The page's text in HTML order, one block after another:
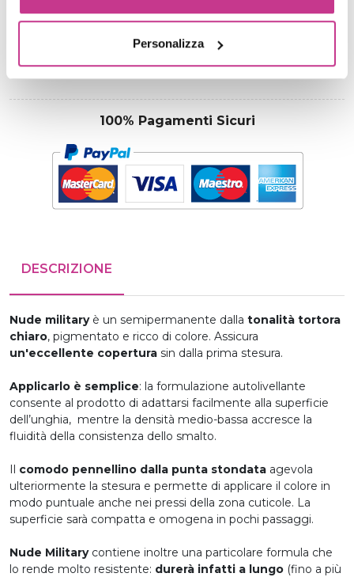
Personalizza
Informazioni Di Spedizione
- I tempi possono variare in base a periodi promozionali, saldi
100% Pagamenti Sicuri
DESCRIZIONE
Nude militaryè un semipermanente dalla tonalità tortora
chiaro, pigmentato e ricco di colore. Assicura
un'eccellente copertura sin dalla prima stesura.
Applicarlo è semplice: la formulazione autolivellante
consente al prodotto di adattarsi facilmente alla superficie
dell’unghia, mentre la densità medio-bassa accresce la
fluidità della consistenza dello smalto.
Il comodo pennellino dalla punta stondata agevola
ulteriormente la stesura e permette di applicare il colore in
modo puntuale anche nei pressi della zona cuticole. La
superficie sarà compatta e omogena in pochi passaggi.
Nude Militarycontiene inoltre una particolare formula che
lo rende molto resistente: durerà infatti a lungo (fino a più